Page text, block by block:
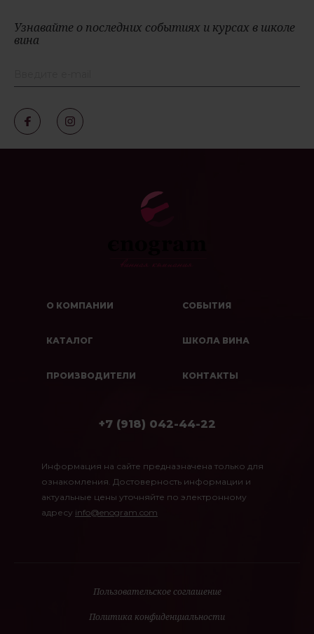
Узнавайте о последних событиях и курсах в школе
вина
О КОМПАНИИ
КАТАЛОГ
ПРОИЗВОДИТЕЛИ
СОБЫТИЯ
ШКОЛА ВИНА
КОНТАКТЫ
+7 (918) 042-44-22
Информация на сайте предназначена только для
ознакомления. Достоверность информации и
актуальные цены уточняйте по электронному
адресу info@enogram.com
Пользовательское соглашение
Политика конфиденциальности